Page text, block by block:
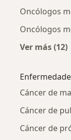
Oncólogos
Oncólogos
Ver más (12)
Cáncer de
Cáncer de
Cáncer de